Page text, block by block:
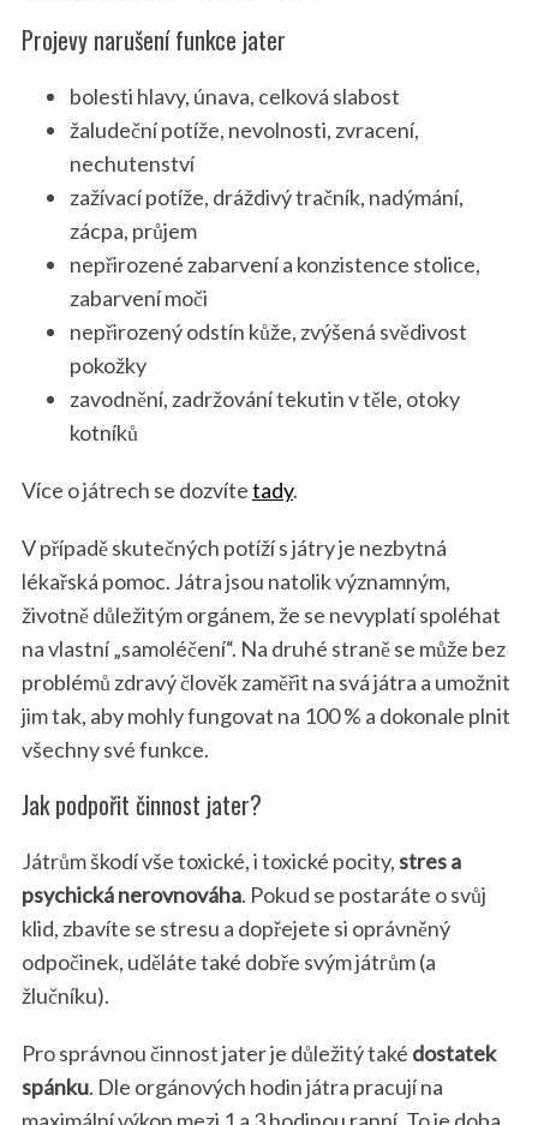
Projevy narušení funkce jater
bolesti hlavy, únava, celková slabost
žaludeční potíže, nevolnosti, zvracení,
nechutenství
zažívací potíže, dráždivý tračník, nadýmání,
zácpa, průjem
nepřirozené zabarvení a konzistence stolice,
zabarvení moči
nepřirozený odstín kůže, zvýšená svědivost
pokožky
zavodnění, zadržování tekutin v těle, otoky
kotníků
Více o játrech se dozvítetady.
V případě skutečných potíží s játry je nezbytná
lékařská pomoc. Játra jsou natolik významným,
životně důležitým orgánem, že se nevyplatí spoléhat
na vlastní „samoléčení“. Na druhé straně se může bez
problémů zdravý člověk zaměřit na svá játra a umožnit
jim tak, aby mohly fungovat na 100 % a dokonale plnit
všechny své funkce.
Jak podpořit činnost jater?
Játrům škodí vše toxické, i toxické pocity,stres a
psychická nerovnováha. Pokud se postaráte o svůj
klid, zbavíte se stresu a dopřejete si oprávněný
odpočinek, uděláte také dobře svým játrům (a
žlučníku).
Pro správnou činnost jater je důležitý také dostatek
spánku. Dle orgánových hodin játra pracují na